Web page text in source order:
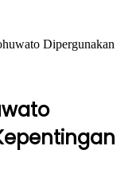
Dipergunakan